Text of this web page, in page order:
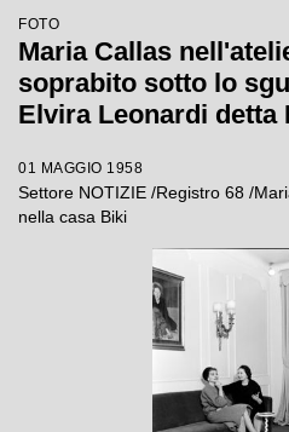
FOTO
Maria Callas
soprabito sotto lo
Elvira Leonardi detta
01 MAGGIO 1958
Settore NOTIZIE /Registro 68 /
nella casa Biki